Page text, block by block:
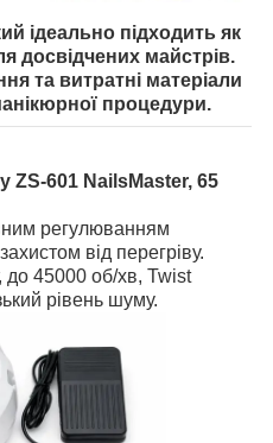
ідеально підходить як
досвідчених майстрів.
та витратні матеріали
процедури.
ZS-601 NailsMaster, 65
регулюванням
від перегріву.
до 45000 об/хв, Twist
рівень шуму.